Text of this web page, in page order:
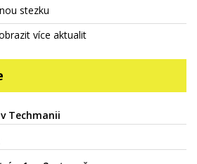
stezku
více aktualit
Techmanii